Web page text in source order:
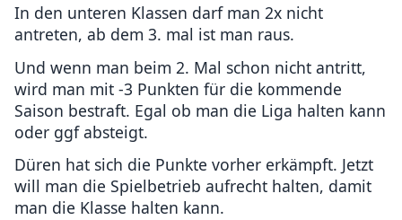
In den unteren Klassen darf man 2x nicht
antreten, ab dem 3. mal ist man raus.
Und wenn man beim 2. Mal schon nicht antritt,
wird man mit -3 Punkten für die kommende
Saison bestraft. Egal ob man die Liga halten kann
oder ggf absteigt.
Düren hat sich die Punkte vorher erkämpft. Jetzt
will man die Spielbetrieb aufrecht halten, damit
man die Klasse halten kann.